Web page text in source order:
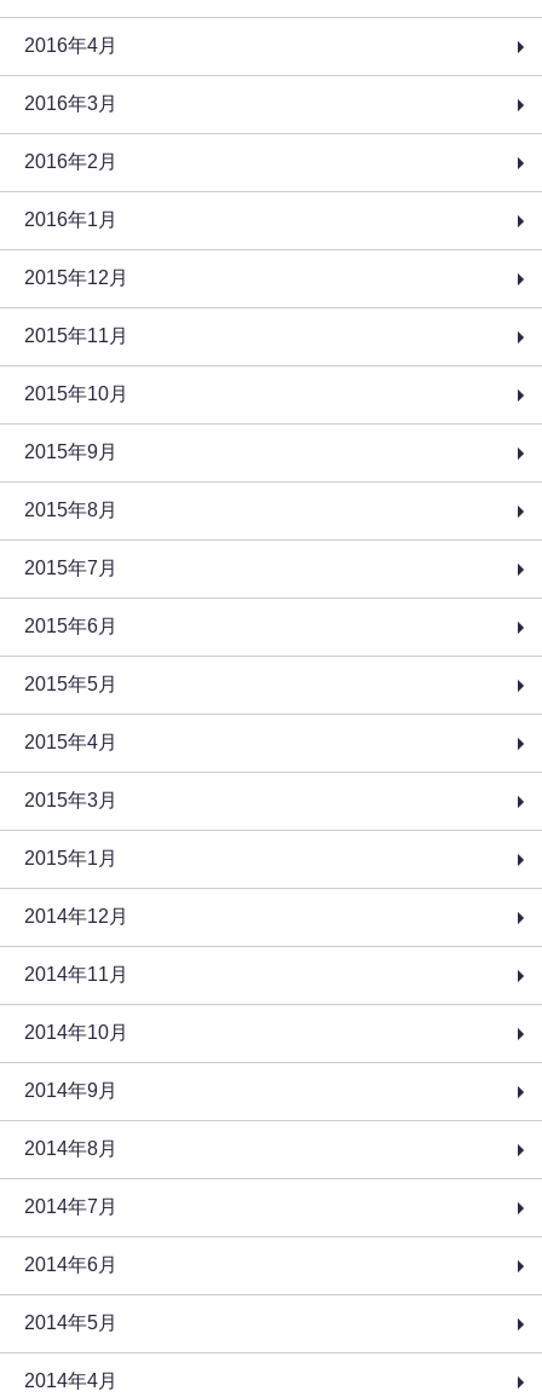
2016年4月
2016年3月
2016年2月
2016年1月
2015年12月
2015年11月
2015年10月
2015年9月
2015年8月
2015年7月
2015年6月
2015年5月
2015年4月
2015年3月
2015年1月
2014年12月
2014年11月
2014年10月
2014年9月
2014年8月
2014年7月
2014年6月
2014年5月
2014年4月